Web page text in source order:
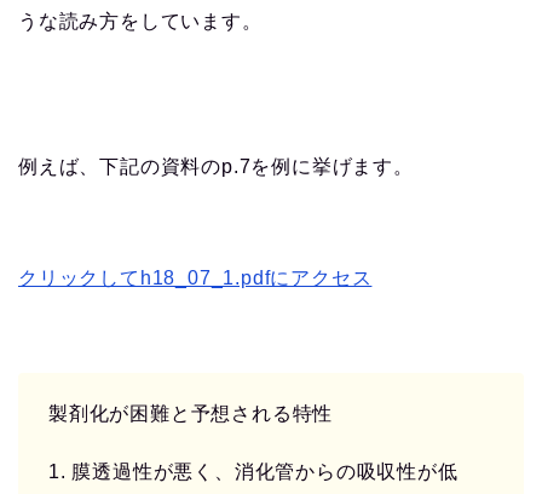
うな読み方をしています。
例えば、下記の資料のp.7を例に挙げます。
クリックしてh18_07_1.pdfにアクセス
製剤化が困難と予想される特性
1. 膜透過性が悪く、消化管からの吸収性が低